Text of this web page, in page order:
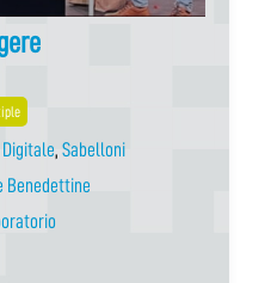
, Sabelloni
Benedettine